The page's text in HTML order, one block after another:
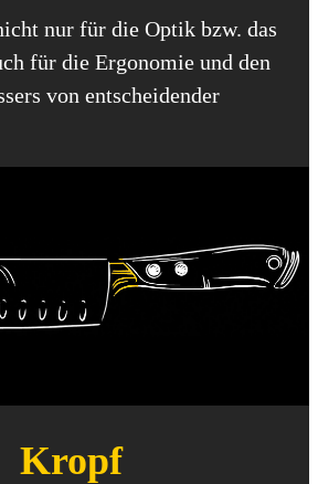
nur für die Optik bzw. das
für die Ergonomie und den
von entscheidender
Kropf